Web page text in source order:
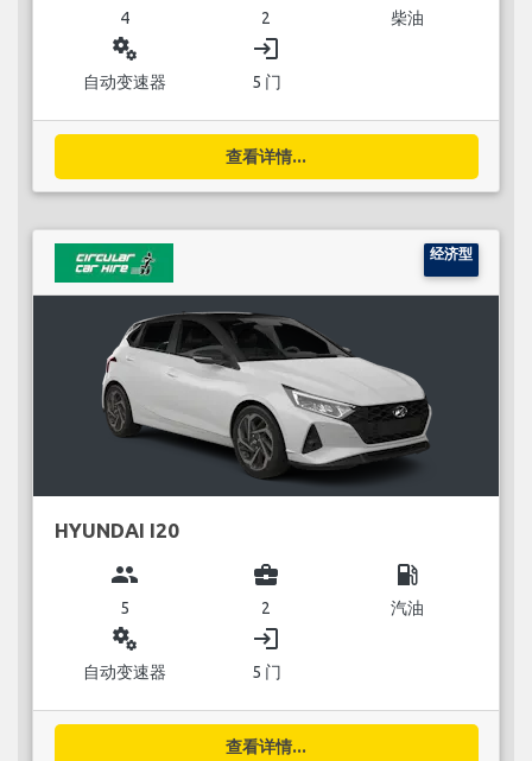
4 2 柴油
miscellaneous_services
自动变速器
login
5 门
查看详情...
经济型
HYUNDAI I20
group
5
business_center
2
local_gas_station
汽油
miscellaneous_services
自动变速器
login
5 门
查看详情...